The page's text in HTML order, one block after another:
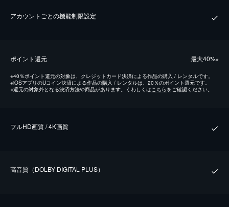
アカウントごとの機能制限設定
ポイント還元 最⼤40%※
※40％ポイント還元の対象は、クレジットカード決済による作品の購入 / レンタルです。
※iOSアプリのUコイン決済による作品の購入 / レンタルは、20％のポイント還元です。
※還元の対象外となる決済方法や商品があります。くわしくはこちらをご確認ください。
フルHD画質 / 4K画質
⾼⾳質（DOLBY DIGITAL PLUS）